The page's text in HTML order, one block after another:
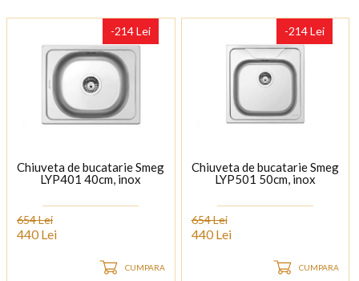
-214 Lei
Chiuveta de bucatarie Smeg
LYP401 40cm, inox
654 Lei
440 Lei
CUMPARA
-214 Lei
Chiuveta de bucatarie Smeg
LYP501 50cm, inox
654 Lei
440 Lei
CUMPARA